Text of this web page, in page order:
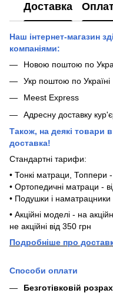
Доставка
Наш інтернет-магазин
компаніями:
Новою поштою по
Укр поштою по Україні
Meest Express
Адресну доставку
Також, на деякі товари
доставка!
Стандартні тарифи:
• Тонкі матраци, Топпери -
• Ортопедичні матраци -
• Подушки і наматрацники
• Акційні моделі - на
не акційні від 350 грн
Подробніше про
Способи оплати
Безготівковій